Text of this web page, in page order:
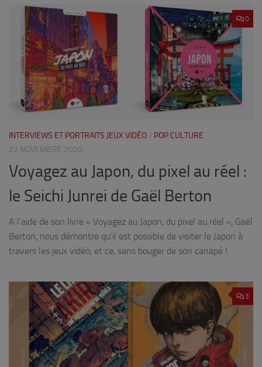
0
INTERVIEWS ET PORTRAITS JEUX VIDÉO / POP CULTURE
22 NOVEMBRE 2020
Voyagez au Japon, du pixel au réel :
le Seichi Junrei de Gaël Berton
A l’aide de son livre « Voyagez au Japon, du pixel au réel », Gaël
Berton, nous démontre qu’il est possible de visiter le Japon à
travers les jeux vidéo, et ce, sans bouger de son canapé !
3